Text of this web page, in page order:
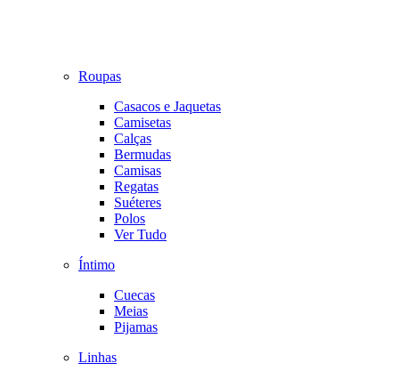
Roupas
Casacos e Jaquetas
Camisetas
Calças
Bermudas
Camisas
Regatas
Suéteres
Polos
Ver Tudo
Íntimo
Cuecas
Meias
Pijamas
Linhas